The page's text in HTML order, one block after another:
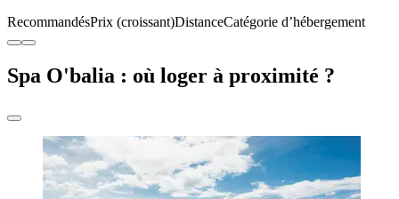
RecommandésPrix (croissant)DistanceCatégorie d’hébergement
Spa O'balia : où loger à proximité ?